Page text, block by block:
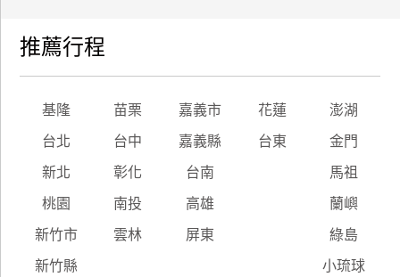
推薦行程
基隆 苗栗 嘉義市 花蓮 澎湖
台北 台中 嘉義縣 台東 金門
新北 彰化 台南 馬祖
桃園 南投 高雄 蘭嶼
新竹市 雲林 屏東 綠島
新竹縣 小琉球